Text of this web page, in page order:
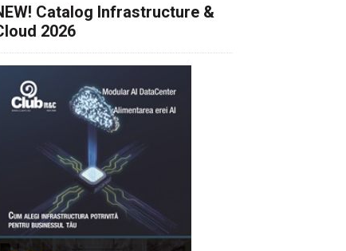
Catalog Infrastructure &
2026